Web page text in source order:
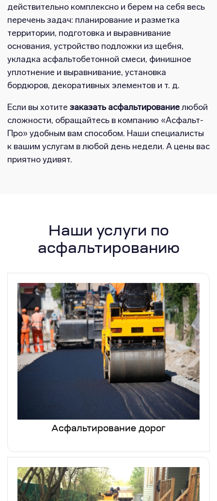
действительно комплексно и берем на себя весь
перечень задач: планирование и разметка
территории, подготовка и выравнивание
основания, устройство подложки из щебня,
укладка асфальтобетонной смеси, финишное
уплотнение и выравнивание, установка
бордюров, декоративных элементов и т. д.
Если вы хотите заказать асфальтированиелюбой
сложности, обращайтесь в компанию «Асфальт-
Про» удобным вам способом. Наши специалисты
к вашим услугам в любой день недели. А цены вас
приятно удивят.
Наши услуги по
асфальтированию
Асфальтирование дорог